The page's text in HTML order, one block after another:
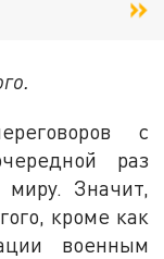
с
раз
Значит,
кроме как
военным